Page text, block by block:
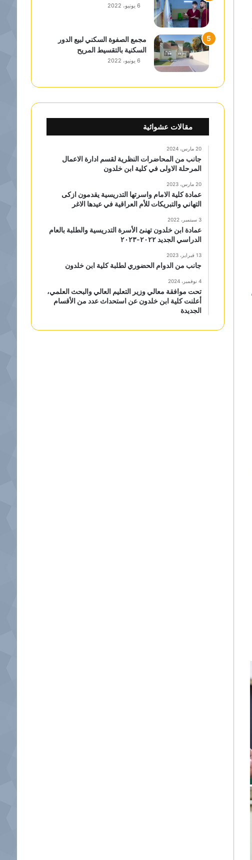
6 يونيو، 2022
مجمع الصفوة السكني لبيع الدور
السكنية بالتقسيط المريح
6 يونيو، 2022
مقالات عشوائية
20 مارس، 2024
جانب من المحاضرات النظرية لقسم ادارة الاعمال
المرحلة الاولى في كلية ابن خلدون
20 مارس، 2023
عمادة كلية الامام واسرتها التدريسية يقدمون ازكى
التهاني والتبريكات للأم العراقية في عيدها الاغر
3 سبتمبر، 2022
عمادة ابن خلدون تهنئ الأسرة التدريسية والطلبة بالعام
الدراسي الجديد ٢٠٢٢-٢٠٢٣
13 فبراير، 2023
جانب من الدوام الحضوري لطلبة كلية ابن خلدون
4 نوفمبر، 2024
تحت موافقة معالي وزير التعليم العالي والبحث العلمي،
أعلنت كلية ابن خلدون عن استحداث عدد من الأقسام
الجديدة